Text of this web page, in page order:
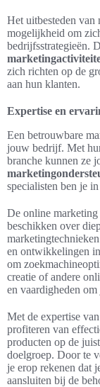
Het uitbesteden van
mogelijkheid om
bedrijfsstrategieën.
zich richten op de
aan hun klanten.
Expertise en
Een betrouwbare
jouw bedrijf. Met
branche kunnen ze
specialisten ben je
De online
beschikken over
en ontwikkelingen
om
creatie of andere
en vaardigheden
Met de expertise
profiteren van
producten op de
doelgroep. Door te
je erop rekenen dat
aansluiten bij de